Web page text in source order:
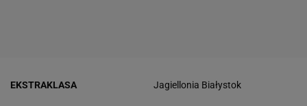
EKSTRAKLASA Jagiellonia Białystok